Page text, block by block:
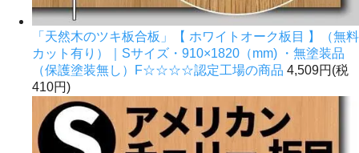
「天然木のツキ板合板」【 ホワイトオーク板目 】（無料
カット有り）｜Sサイズ・910×1820（mm) ・無塗装品
（保護塗装無し）F☆☆☆☆認定工場の商品 4,509円(税
410円)